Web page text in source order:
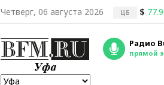
Четверг, 06 августа 2026 ЦБ $
Радио
прямой